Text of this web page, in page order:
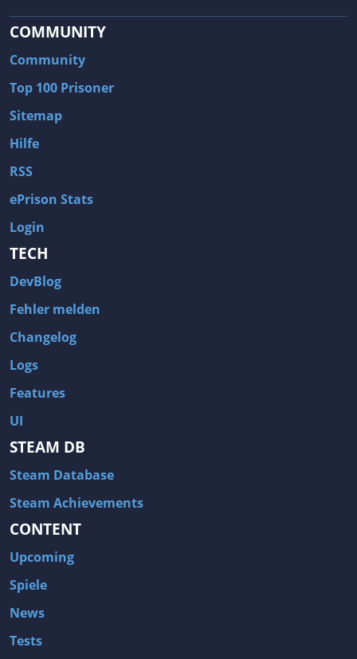
COMMUNITY
Community
Top 100 Prisoner
Sitemap
Hilfe
RSS
ePrison Stats
Login
TECH
DevBlog
Fehler melden
Changelog
Logs
Features
UI
STEAM DB
Steam Database
Steam Achievements
CONTENT
Upcoming
Spiele
News
Tests